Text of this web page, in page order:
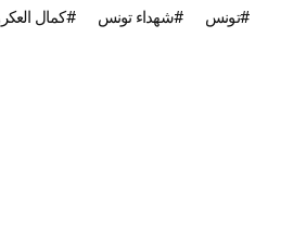
تونس
شهداء تونس كمال